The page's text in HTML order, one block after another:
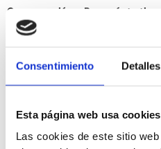
Consentimiento Detalles
Esta página web usa cookies
Las cookies de este sitio
Conservación. ¿Por cuánto
Utilizamos sus datos durante el
2) Formulario de contacto:
conservaremos durante un año.